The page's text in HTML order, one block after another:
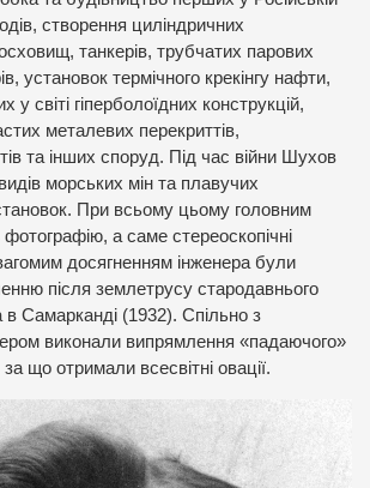
створення циліндричних
танкерів, трубчатих парових
установок термічного крекінгу нафти,
світі гіперболоїдних конструкцій,
металевих перекриттів,
та інших споруд. Під час війни Шухов
морських мін та плавучих
При всьому цьому головним
а саме стереоскопічні
досягненням інженера були
після землетрусу стародавнього
Самарканді (1932). Спільно з
виконали випрямлення «падаючого»
за що отримали всесвітні овації.